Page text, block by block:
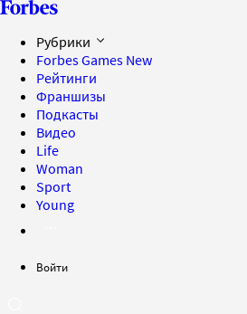
Рубрики
Forbes Games New
Рейтинги
Франшизы
Подкасты
Видео
Life
Woman
Sport
Young
Войти